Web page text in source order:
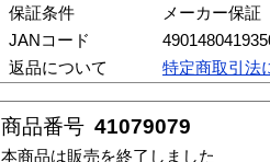
保証条件
メーカー保証
JANコード
返品について
特定商取引法
商品番号 41079079
本商品は販売を終了しました